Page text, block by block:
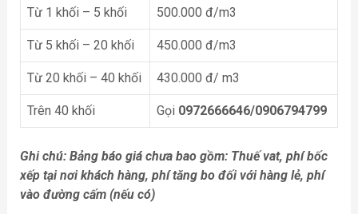
Từ 1 khối – 5 khối 500.000 đ/m3
Từ 5 khối – 20 khối 450.000 đ/m3
Từ 20 khối – 40 khối 430.000 đ/ m3
Trên 40 khối Gọi 0972666646/0906794799
Ghi chú: Bảng báo giá chưa bao gồm: Thuế vat, phí bốc
xếp tại nơi khách hàng, phí tăng bo đối với hàng lẻ, phí
vào đường cấm (nếu có)